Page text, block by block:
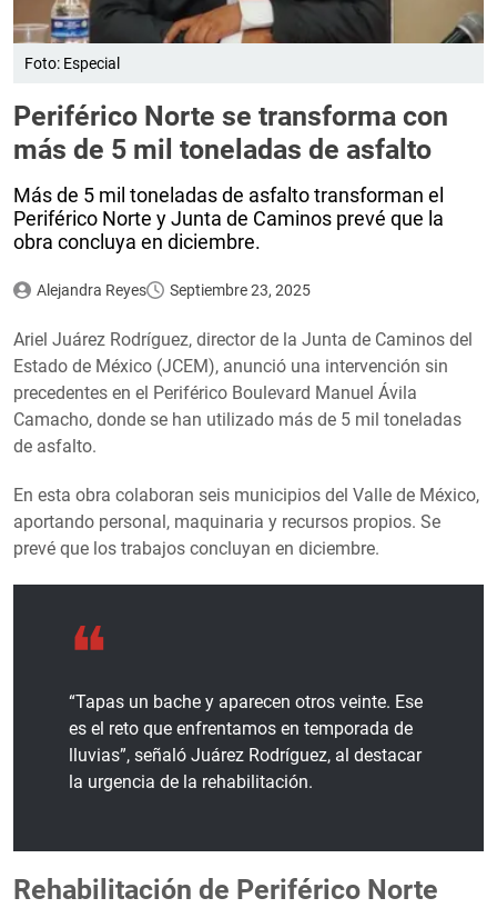
Foto: Especial
Periférico Norte se transforma con
más de 5 mil toneladas de asfalto
Más de 5 mil toneladas de asfalto transforman el
Periférico Norte y Junta de Caminos prevé que la
obra concluya en diciembre.
Alejandra Reyes Septiembre 23, 2025
Ariel Juárez Rodríguez, director de la Junta de Caminos del
Estado de México (JCEM), anunció una intervención sin
precedentes en el Periférico Boulevard Manuel Ávila
Camacho, donde se han utilizado más de 5 mil toneladas
de asfalto.
En esta obra colaboran seis municipios del Valle de México,
aportando personal, maquinaria y recursos propios. Se
prevé que los trabajos concluyan en diciembre.
“Tapas un bache y aparecen otros veinte. Ese
es el reto que enfrentamos en temporada de
lluvias”, señaló Juárez Rodríguez, al destacar
la urgencia de la rehabilitación.
Rehabilitación de Periférico Norte